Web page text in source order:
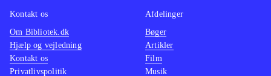
Kontakt os
Om Bibliotek.dk
Hjælp og vejledning
Kontakt os
Privatlivspolitik
Afdelinger
Bøger
Artikler
Film
Musik